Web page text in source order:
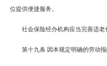
位提供便捷服务。
社会保险经办机构应当完善适老
第十九条 因本规定明确的劳动